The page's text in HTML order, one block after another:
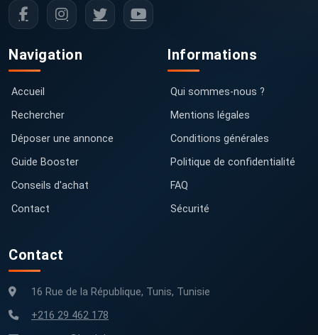
Navigation
Accueil
Rechercher
Déposer une annonce
Guide Booster
Conseils d'achat
Contact
Informations
Qui sommes-nous ?
Mentions légales
Conditions générales
Politique de confidentialité
FAQ
Sécurité
Contact
16 Rue de la République, Tunis, Tunisie
+216 29 462 178